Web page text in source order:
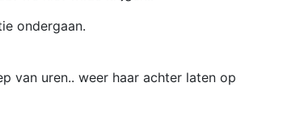
ondergaan.
van uren.. weer haar achter laten op